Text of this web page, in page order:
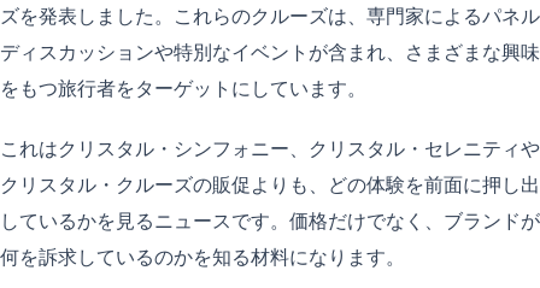
ズを発表しました。これらのクルーズは、専門家によるパネル
ディスカッションや特別なイベントが含まれ、さまざまな興味
をもつ旅行者をターゲットにしています。
これはクリスタル・シンフォニー、クリスタル・セレニティや
クリスタル・クルーズの販促よりも、どの体験を前面に押し出
しているかを見るニュースです。価格だけでなく、ブランドが
何を訴求しているのかを知る材料になります。